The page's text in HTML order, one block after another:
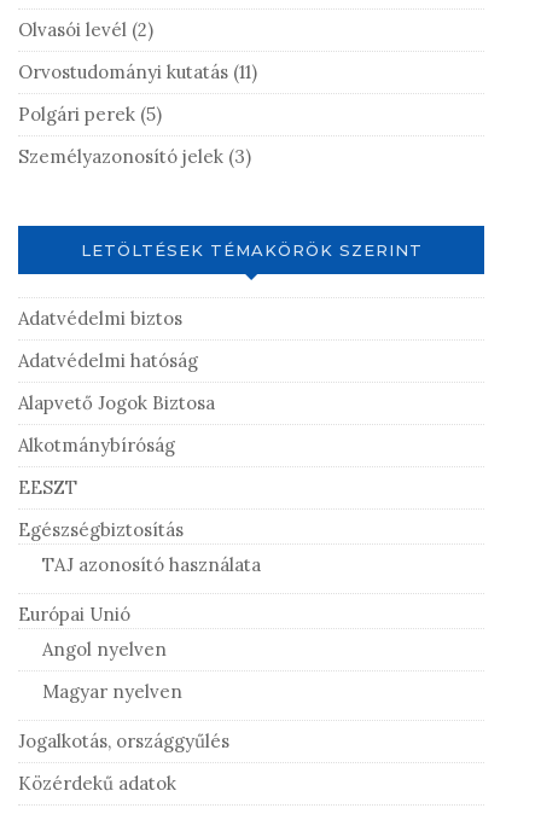
Olvasói levél (2)
Orvostudományi kutatás (11)
Polgári perek (5)
Személyazonosító jelek (3)
LETÖLTÉSEK TÉMAKÖRÖK SZERINT
Adatvédelmi biztos
Adatvédelmi hatóság
Alapvető Jogok Biztosa
Alkotmánybíróság
EESZT
Egészségbiztosítás
TAJ azonosító használata
Európai Unió
Angol nyelven
Magyar nyelven
Jogalkotás, országgyűlés
Közérdekű adatok